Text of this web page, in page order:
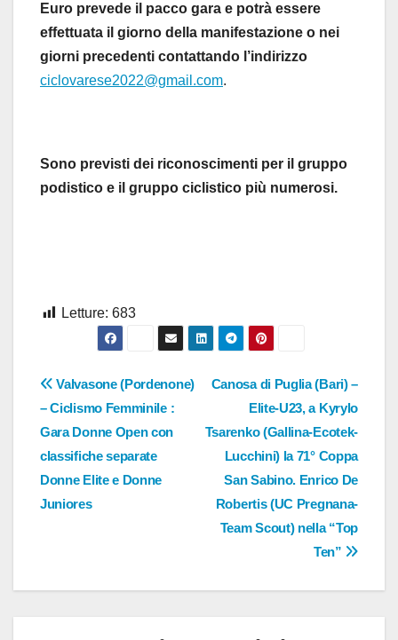
Euro prevede il pacco gara e potrà essere
effettuata il giorno della manifestazione o nei
giorni precedenti contattando l’indirizzo
ciclovarese2022@gmail.com.
Sono previsti dei riconoscimenti per il gruppo
podistico e il gruppo ciclistico più numerosi.
Letture: 683
Navigazione
articoli
Canosa di Puglia (Bari) –
Elite-U23, a Kyrylo
Tsarenko (Gallina-Ecotek-
Lucchini) la 71° Coppa
San Sabino. Enrico De
Robertis (UC Pregnana-
Team Scout) nella “Top
Ten”
Valvasone (Pordenone)
– Ciclismo Femminile :
Gara Donne Open con
classifiche separate
Donne Elite e Donne
Juniores